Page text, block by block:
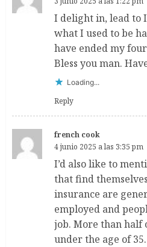
I delight in, lead to
what I used to be
have ended my
Bless you man.
Loading...
Reply
french cook
4 junio 2025 a las 3:35 pm
I’d also like to
that find
insurance are
employed and
job. More than half
under the age of